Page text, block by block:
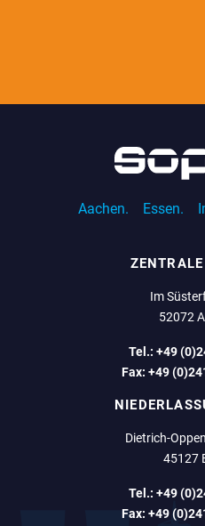
Aachen. Essen.
Im
52072
Tel.: +49
Fax: +49
Dietrich-
45127
Tel.: +49
Fax: +49